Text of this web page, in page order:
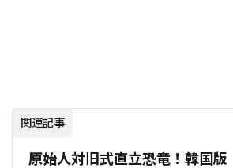
関連記事
原始人対旧式直立恐竜！韓国版